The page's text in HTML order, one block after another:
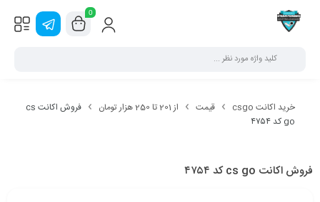
0
خرید اکانت csgo قیمت از 201 تا 250 هزار تومان
فروش اکانت cs
go کد ۴۷۵۴
فروش اکانت cs go کد ۴۷۵۴